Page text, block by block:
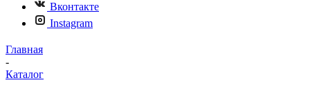
Вконтакте
Instagram
Главная
-
Каталог